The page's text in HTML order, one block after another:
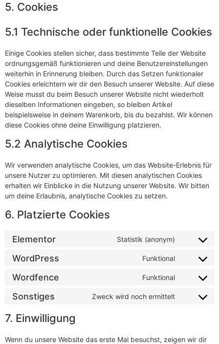
5. Cookies
5.1 Technische oder funktionelle Cookies
Einige Cookies stellen sicher, dass bestimmte Teile der Website
ordnungsgemäß funktionieren und deine Benutzereinstellungen
weiterhin in Erinnerung bleiben. Durch das Setzen funktionaler
Cookies erleichtern wir dir den Besuch unserer Website. Auf diese
Weise musst du beim Besuch unserer Website nicht wiederholt
dieselben Informationen eingeben, so bleiben Artikel
beispielsweise in deinem Warenkorb, bis du bezahlst. Wir können
diese Cookies ohne deine Einwilligung platzieren.
5.2 Analytische Cookies
Wir verwenden analytische Cookies, um das Website-Erlebnis für
unsere Nutzer zu optimieren. Mit diesen analytischen Cookies
erhalten wir Einblicke in die Nutzung unserer Website. Wir bitten
um deine Erlaubnis, analytische Cookies zu setzen.
6. Platzierte Cookies
Elementor Statistik (anonym)
WordPress Funktional
Wordfence Funktional
Sonstiges Zweck wird noch ermittelt
7. Einwilligung
Wenn du unsere Website das erste Mal besuchst, zeigen wir dir